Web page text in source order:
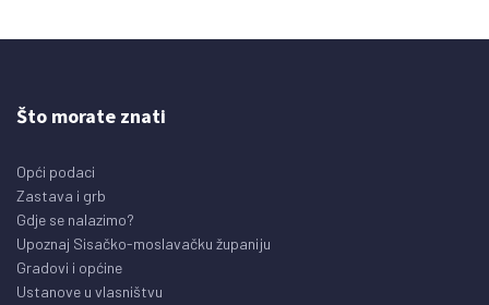
Što morate znati
Opći podaci
Zastava i grb
Gdje se nalazimo?
Upoznaj Sisačko-moslavačku županiju
Gradovi i općine
Ustanove u vlasništvu